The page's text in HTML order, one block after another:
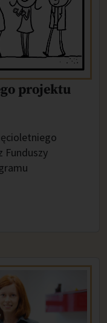
projektu
Funduszy